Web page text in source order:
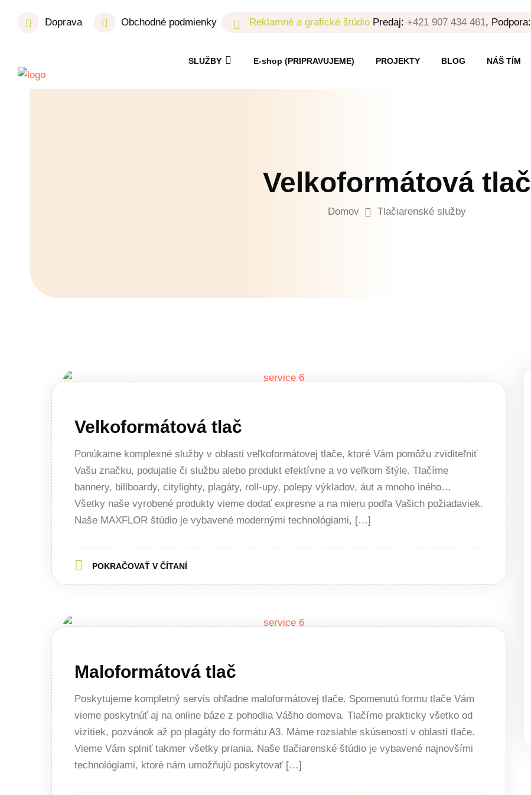
Doprava Obchodné podmienky Reklamné a grafické štúdio Predaj: +421 907 434 461, Podpora:
SLUŽBY E-shop (PRIPRAVUJEME) PROJEKTY BLOG NÁŠ TÍM
Velkoformátová tlač
Domov Tlačiarenské služby
Velkoformátová tlač
Ponúkame komplexné služby v oblasti veľkoformátovej tlače, ktoré Vám pomôžu zviditeľniť
Vašu značku, podujatie či službu alebo produkt efektívne a vo veľkom štýle. Tlačíme
bannery, billboardy, citylighty, plagáty, roll-upy, polepy výkladov, áut a mnoho iného…
Všetky naše vyrobené produkty vieme dodať expresne a na mieru podľa Vašich požiadaviek.
Naše MAXFLOR štúdio je vybavené modernými technológiami, […]
POKRAČOVAŤ V ČÍTANÍ
Maloformátová tlač
Poskytujeme kompletný servis ohľadne maloformátovej tlače. Spomenutú formu tlače Vám
vieme poskytnúť aj na online báze z pohodlia Vášho domova. Tlačíme prakticky všetko od
vizitiek, pozvánok až po plagáty do formátu A3. Máme rozsiahle skúsenosti v oblasti tlače.
Vieme Vám splniť takmer všetky priania. Naše tlačiarenské štúdio je vybavené najnovšími
technológiami, ktoré nám umožňujú poskytovať […]